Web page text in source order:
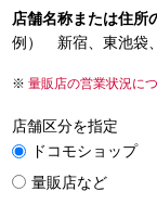
店舗名称または住所
例） 新宿、東池袋
量販店の営業状況に
店舗区分を指定
ドコモショップ
量販店など